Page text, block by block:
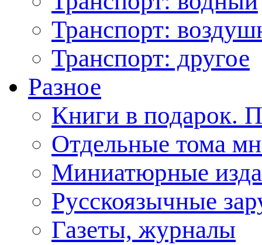
Транспорт:
Транспорт: другое
Разное
Книги в подарок.
Отдельные тома
Миниатюрные
Русскоязычные
Газеты, журналы